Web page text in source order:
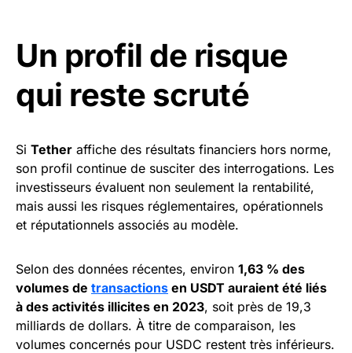
Un profil de risque
qui reste scruté
Si Tether affiche des résultats financiers hors norme,
son profil continue de susciter des interrogations. Les
investisseurs évaluent non seulement la rentabilité,
mais aussi les risques réglementaires, opérationnels
et réputationnels associés au modèle.
Selon des données récentes, environ 1,63 % des
volumes de transactions en USDT auraient été liés
à des activités illicites en 2023, soit près de 19,3
milliards de dollars. À titre de comparaison, les
volumes concernés pour USDC restent très inférieurs.